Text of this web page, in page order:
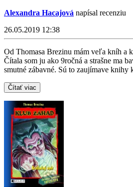
Alexandra Hacajová napísal recenziu
26.05.2019 12:38
Od Thomasa Brezinu mám veľa kníh a
Čítala som ju ako 9ročná a strašne ma
smutné zábavné. Sú to zaujímave knihy
Čítať viac